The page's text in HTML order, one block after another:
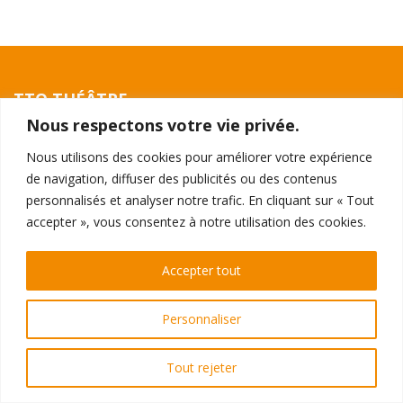
Nous respectons votre vie privée.
Nous utilisons des cookies pour améliorer votre expérience
de navigation, diffuser des publicités ou des contenus
personnalisés et analyser notre trafic. En cliquant sur « Tout
accepter », vous consentez à notre utilisation des cookies.
Personnaliser
Tout rejeter
Accepter tout
TTO THÉÂTRE
396 - 398 Galeries de la Toison d'Or
RÉSERVATIONS
Par téléphone au 02 510 0510
© Théâtre de la Toison d'Or 2026